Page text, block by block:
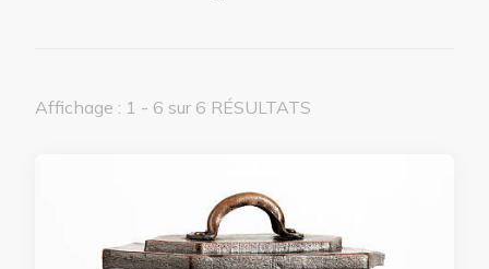
Affichage : 1 - 6 sur 6 RÉSULTATS